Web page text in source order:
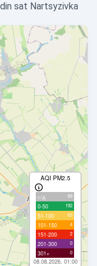
sat Nartsyzivka
AQI PM2.5
с/д 89
0-50 192
51-100 63
101-150 4
151-200 2
201-300 0
301+ 0
08.08.2026, 01:00